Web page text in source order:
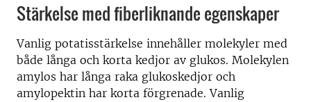
Stärkelse med fiberliknande egenskaper
Vanlig potatisstärkelse innehåller molekyler med
både långa och korta kedjor av glukos. Molekylen
amylos har långa raka glukoskedjor och
amylopektin har korta förgrenade. Vanlig